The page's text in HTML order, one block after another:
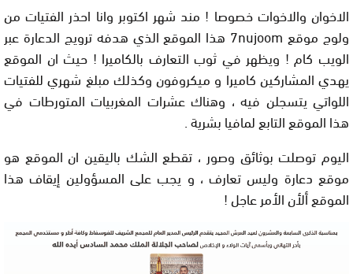
الاخوان والاخوات خصوصا ! مند شهر اكتوبر وانا احذر الفتيات من
ولوج موقع 7nujoom هذا الموقع الذي هدفه ترويج الدعارة عبر
الويب كام ! ويظهر في ثوب التعارف بالكاميرا ! حيث ان الموقع
يهدي المشاركين كاميرا و ميكروفون وكذلك مبلغ شهري للفتيات
اللواتي يتسجلن فيه ، وهناك عشرات المغربيات المتورطات في
هذا الموقع التابع لمافيا بشرية .
اليوم توصلت بوثائق وصور ، تقطع الشك باليقين ان الموقع هو
موقع دعارة وليس تعارف ، و يجب على المسؤولين إيقاف هذا
الموقع ألأن الأمر عاجل !